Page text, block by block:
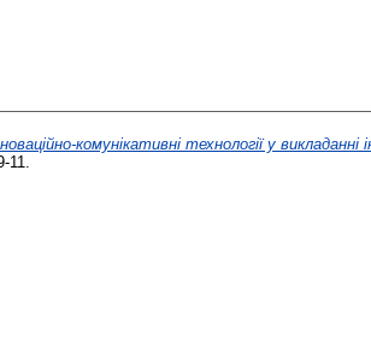
комунікативні технології у викладанні
11.